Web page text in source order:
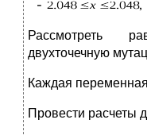
Рассмотреть
двухточечную
Каждая
Провести расчеты